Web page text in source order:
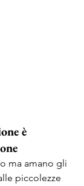
è
ma amano gli
piccolezze